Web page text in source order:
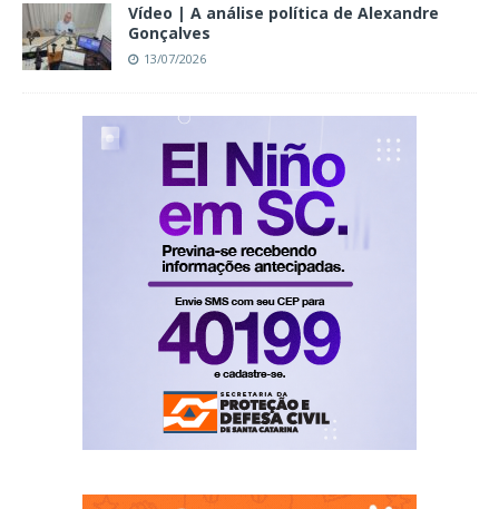
Vídeo | A análise política de Alexandre
Gonçalves
13/07/2026